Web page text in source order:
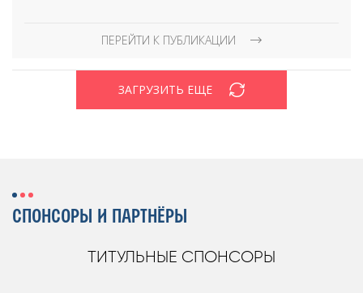
ПЕРЕЙТИ К ПУБЛИКАЦИИ
ЗАГРУЗИТЬ ЕЩЕ
СПОНСОРЫ И ПАРТНЁРЫ
ТИТУЛЬНЫЕ СПОНСОРЫ